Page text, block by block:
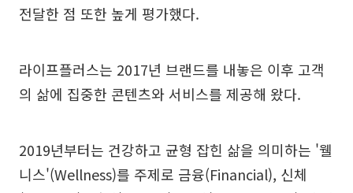
전달한 점 또한 높게 평가했다.
라이프플러스는 2017년 브랜드를 내놓은 이후 고객
의 삶에 집중한 콘텐츠와 서비스를 제공해 왔다.
2019년부터는 건강하고 균형 잡힌 삶을 의미하는 '웰
니스'(Wellness)를 주제로 금융(Financial), 신체